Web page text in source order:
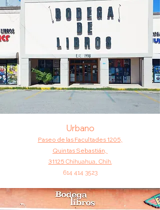
Urbano
Paseo de las Facultades 1205,
Quintas Sebastián,
31125 Chihuahua, Chih.
614 414 3523